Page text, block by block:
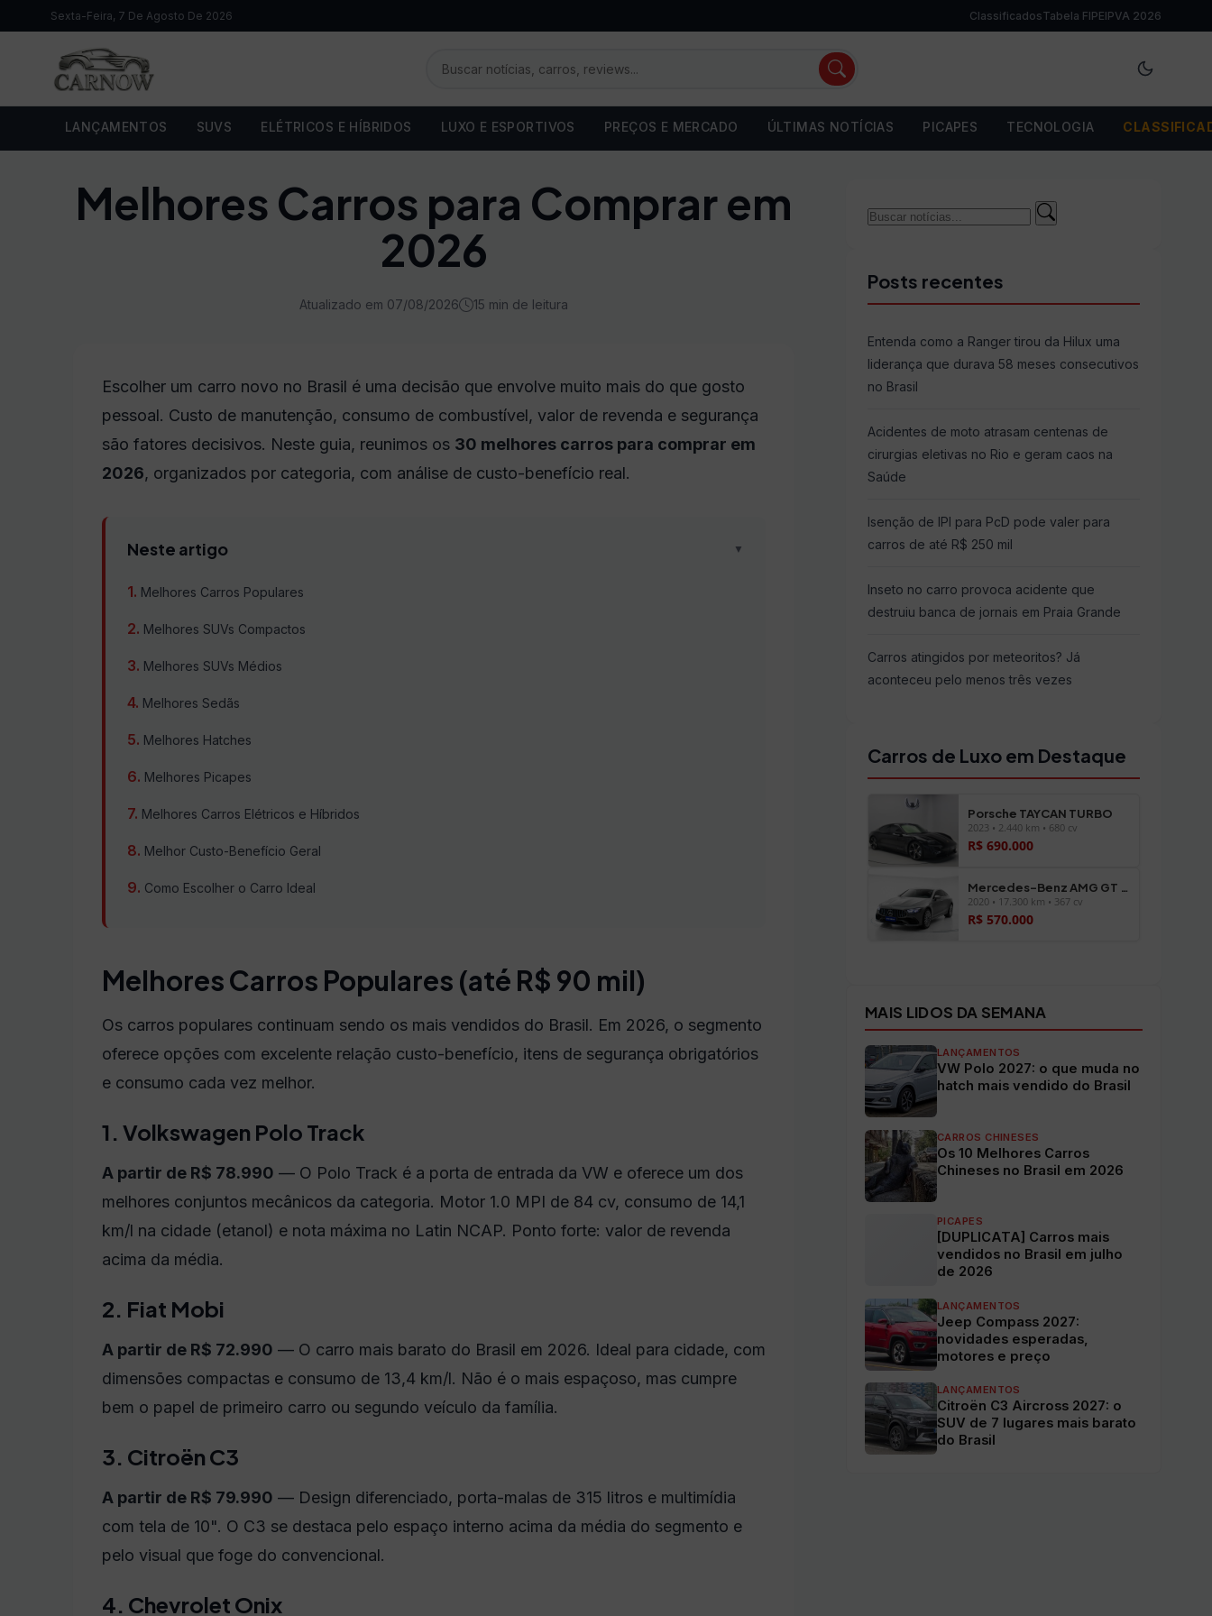
Sexta-Feira, 7 De Agosto De 2026 ClassificadosTabela FIPEIPVA 2026
LANÇAMENTOS SUVS ELÉTRICOS E HÍBRIDOS LUXO E ESPORTIVOS PREÇOS E MERCADO ÚLTIMAS NOTÍCIAS PICAPES TECNOLOGIA
Melhores Carros para Comprar em
2026
Atualizado em 07/08/2026 15 min de leitura
Escolher um carro novo no Brasil é uma decisão que envolve muito mais do que gosto
pessoal. Custo de manutenção, consumo de combustível, valor de revenda e segurança
são fatores decisivos. Neste guia, reunimos os 30 melhores carros para comprar em
2026, organizados por categoria, com análise de custo-benefício real.
Neste artigo ▼
Melhores Carros Populares
Melhores SUVs Compactos
Melhores SUVs Médios
Melhores Sedãs
Melhores Hatches
Melhores Picapes
Melhores Carros Elétricos e Híbridos
Melhor Custo-Benefício Geral
Como Escolher o Carro Ideal
Melhores Carros Populares (até R$ 90 mil)
Os carros populares continuam sendo os mais vendidos do Brasil. Em 2026, o segmento
oferece opções com excelente relação custo-benefício, itens de segurança obrigatórios
e consumo cada vez melhor.
1. Volkswagen Polo Track
A partir de R$ 78.990 — O Polo Track é a porta de entrada da VW e oferece um dos
melhores conjuntos mecânicos da categoria. Motor 1.0 MPI de 84 cv, consumo de 14,1
km/l na cidade (etanol) e nota máxima no Latin NCAP. Ponto forte: valor de revenda
acima da média.
2. Fiat Mobi
A partir de R$ 72.990 — O carro mais barato do Brasil em 2026. Ideal para cidade, com
dimensões compactas e consumo de 13,4 km/l. Não é o mais espaçoso, mas cumpre
bem o papel de primeiro carro ou segundo veículo da família.
3. Citroën C3
A partir de R$ 79.990 — Design diferenciado, porta-malas de 315 litros e multimídia
com tela de 10". O C3 se destaca pelo espaço interno acima da média do segmento e
pelo visual que foge do convencional.
4. Chevrolet Onix
Buscar
Buscar
Posts recentes
Entenda como a Ranger tirou da Hilux uma
liderança que durava 58 meses consecutivos
no Brasil
Acidentes de moto atrasam centenas de
cirurgias eletivas no Rio e geram caos na
Saúde
Isenção de IPI para PcD pode valer para
carros de até R$ 250 mil
Inseto no carro provoca acidente que
destruiu banca de jornais em Praia Grande
Carros atingidos por meteoritos? Já
aconteceu pelo menos três vezes
Carros de Luxo em Destaque
Porsche TAYCAN TURBO
2023 • 2.440 km • 680 cv
R$ 690.000
Mercedes-Benz AMG GT 43 4-DOOR
2020 • 17.300 km • 367 cv
R$ 570.000
MAIS LIDOS DA SEMANA
LANÇAMENTOS
VW Polo 2027: o que muda no
hatch mais vendido do Brasil
CARROS CHINESES
Os 10 Melhores Carros
Chineses no Brasil em 2026
PICAPES
[DUPLICATA] Carros mais
vendidos no Brasil em julho
de 2026
LANÇAMENTOS
Jeep Compass 2027:
novidades esperadas,
motores e preço
LANÇAMENTOS
Citroën C3 Aircross 2027: o
SUV de 7 lugares mais barato
do Brasil